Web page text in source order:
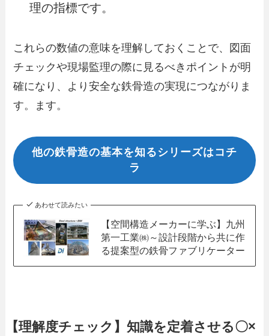
理の指標です。
これらの数値の意味を理解しておくことで、図面
チェックや現場監理の際に見るべきポイントが明
確になり、より安全な鉄骨造の実現につながりま
す。ます。
他の鉄骨造の基本を知るシリーズはコチ
ラ
あわせて読みたい
【空間構造メーカーに学ぶ】九州
第一工業㈱～設計段階から共に作
る提案型の鉄骨ファブリケーター
【理解度チェック】知識を定着させる〇×